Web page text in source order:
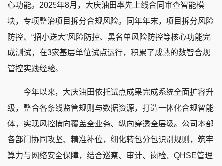
心功能。2025年8月，大庆油田率先上线合同审查智能模
块，专项整治项目拆分合规风险。同年年末，项目拆分风险
防控、“招小送大”风险防控、黑名单风险防控等核心功能完
成测试，在3家基层单位试点运行，积累了成熟的数智合规
管控实践经验。
今年以来，大庆油田依托试点成果完成系统全面扩容升
级，整合各条线监管规则与数据资源，打造一体化合规智能
体，实现风控横向覆盖全业务、纵向穿透全层级。公司本部
各部门协同攻坚、精准补位，细化转包分包识别规则，筑牢
算力与网络安全保障，结合巡察、审计、岗检、QHSE管理